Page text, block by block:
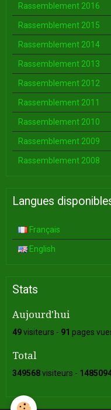
Rassemblement 2016
Rassemblement 2015
Rassemblement 2014
Rassemblement 2013
Rassemblement 2012
Rassemblement 2011
Rassemblement 2010
Rassemblement 2009
Rassemblement 2008
Langues
Français
English
Stats
Aujourd'hui
49visiteurs - 91 pages
Total
349568visiteurs -